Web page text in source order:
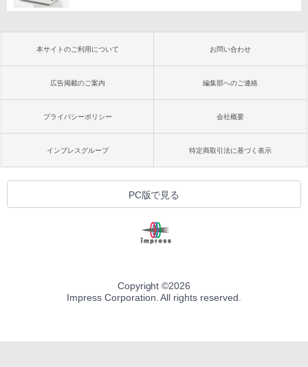
本サイトのご利用について お問い合わせ
広告掲載のご案内 編集部へのご連絡
プライバシーポリシー 会社概要
インプレスグループ 特定商取引法に基づく表示
PC版で見る
Copyright ©2026
Impress Corporation. All rights reserved.